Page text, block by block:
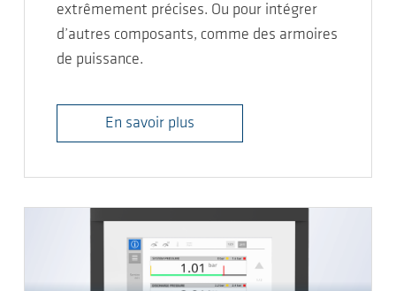
extrêmement précises. Ou pour intégrer
d’autres composants, comme des armoires
de puissance.
En savoir plus